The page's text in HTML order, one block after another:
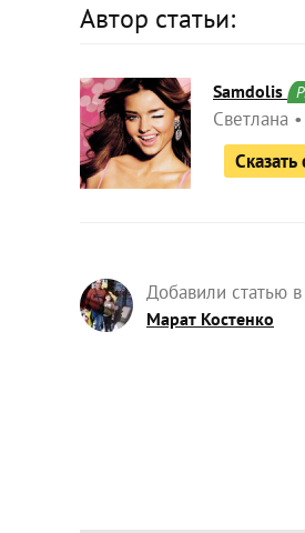
Автор статьи:
Samdolis
Светлана
Сказать
Добавили статью
Марат Костенко